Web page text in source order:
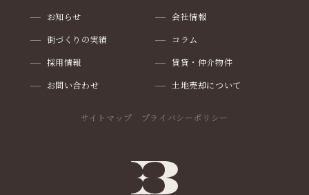
お知らせ
会社情報
街づくりの実績
コラム
採用情報
賃貸・仲介物件
お問い合わせ
土地売却について
サイトマップ プライバシーポリシー